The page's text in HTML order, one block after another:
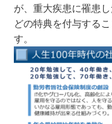
が、重大疾患に罹患
どの特典を付与する
す。